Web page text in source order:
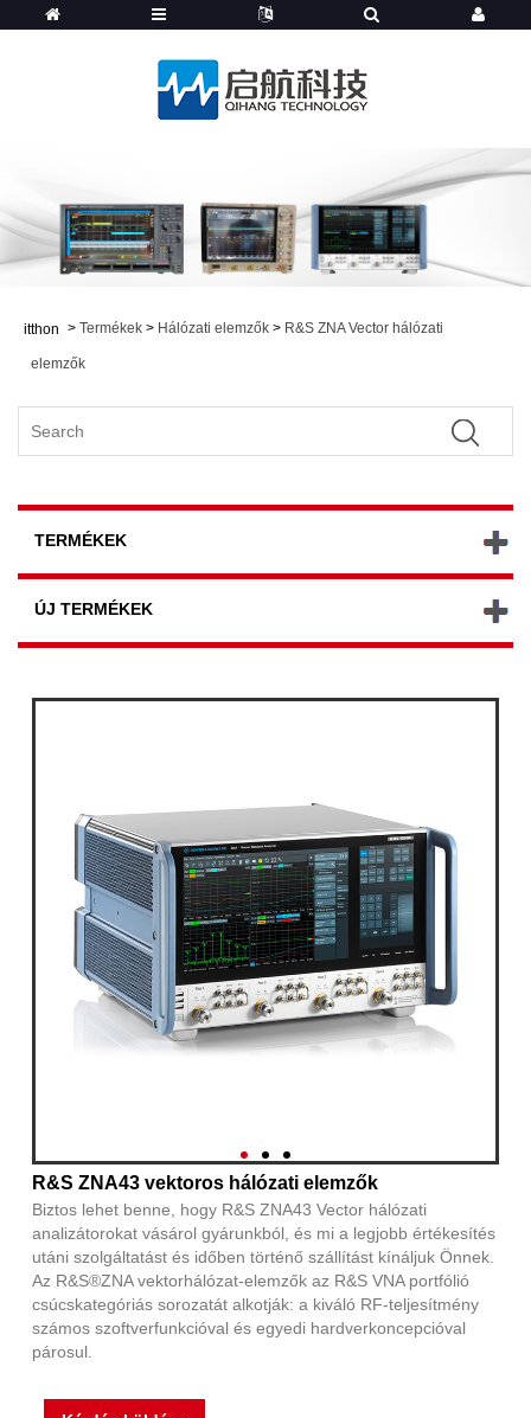
itthon > Termékek > Hálózati elemzők > R&S ZNA Vector hálózati
elemzők
TERMÉKEK
ÚJ TERMÉKEK
R&S ZNA43 vektoros hálózati elemzők
Biztos lehet benne, hogy R&S ZNA43 Vector hálózati
analizátorokat vásárol gyárunkból, és mi a legjobb értékesítés
utáni szolgáltatást és időben történő szállítást kínáljuk Önnek.
Az R&S®ZNA vektorhálózat-elemzők az R&S VNA portfólió
csúcskategóriás sorozatát alkotják: a kiváló RF-teljesítmény
számos szoftverfunkcióval és egyedi hardverkoncepcióval
párosul.